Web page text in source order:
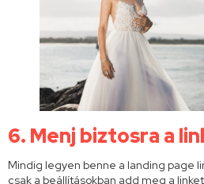
6. Menj biztosra a
Mindig legyen benne a landing page
csak a beállításokban add meg a